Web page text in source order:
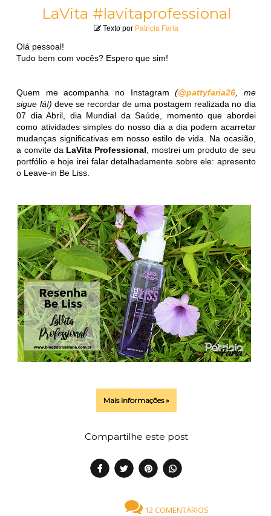
LaVita #lavitaprofessional
Texto por Patricia Faria
Olá pessoal!
Tudo bem com vocês? Espero que sim!
Quem me acompanha no Instagram(@pattyfaria26 , me
sigue lá!) deve se recordar de uma postagem realizada no dia
07 dia Abril, dia Mundial da Saúde, momento que abordei
como atividades simples do nosso dia a dia podem acarretar
mudanças significativas em nosso estilo de vida. Na ocasião,
a convite da LaVita Professional , mostrei um produto de seu
portfólio e hoje irei falar detalhadamente sobre ele: apresento
o Leave-in Be Liss.
Mais informações »
Compartilhe este post
12 COMENTÁRIOS